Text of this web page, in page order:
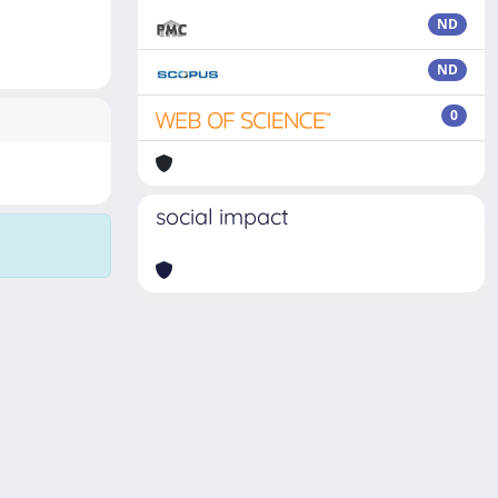
ND
ND
0
social impact